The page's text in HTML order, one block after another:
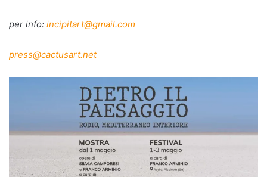
per info: incipitart@gmail.com
press@cactusart.net